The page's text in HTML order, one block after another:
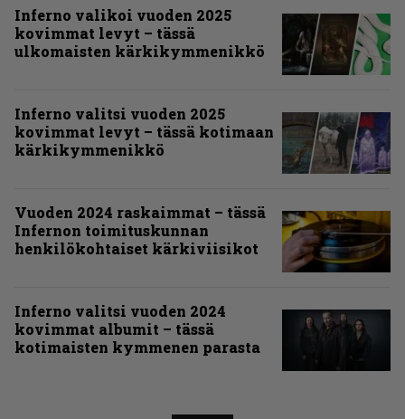
Inferno valikoi vuoden 2025
kovimmat levyt – tässä
ulkomaisten kärkikymmenikkö
Inferno valitsi vuoden 2025
kovimmat levyt – tässä kotimaan
kärkikymmenikkö
Vuoden 2024 raskaimmat – tässä
Infernon toimituskunnan
henkilökohtaiset kärkiviisikot
Inferno valitsi vuoden 2024
kovimmat albumit – tässä
kotimaisten kymmenen parasta